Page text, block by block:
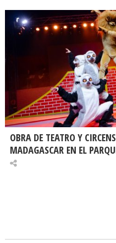
OBRA DE TEATRO Y
MADAGASCAR EN EL